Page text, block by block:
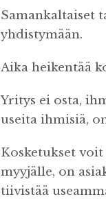
Samankaltaiset
yhdistymään.
Aika heikentää
Yritys ei osta,
useita ihmisiä,
Kosketukset
myyjälle, on
tiivistää